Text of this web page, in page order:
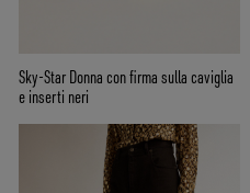
Sky-Star Donna con firma sulla caviglia
e inserti neri